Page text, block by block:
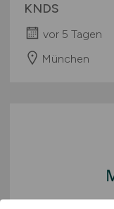
KNDS
vor 5 Tagen
München